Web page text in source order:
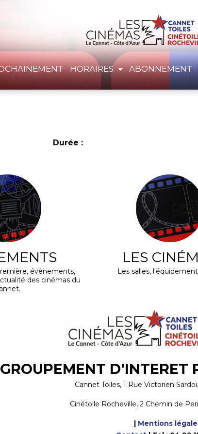
HORAIRES ABONNEMENT
Durée :
évènements,
des cinémas du
LES
Les salles,
GROUPEMENT D'INTERET
Cannet Toiles, 1 Rue Victorien
Cinétoile Rocheville, 2 Chemin de
| Mentions